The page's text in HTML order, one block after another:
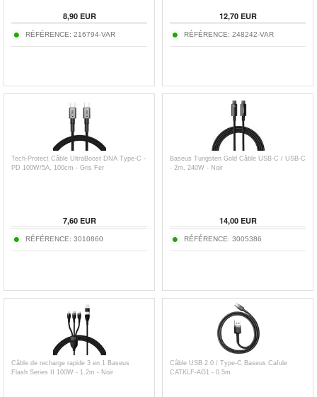
8,90EUR
RÉFÉRENCE: 216794-VAR
12,70EUR
RÉFÉRENCE: 248242-VAR
Tech-Protect Câble UltraBoost DNA Type-C -
PD 100W/5A, 100cm - Gris Fer
7,60EUR
RÉFÉRENCE: 3010860
Baseus Tungsten Gold Câble USB-C / USB-C
- 2m, 240W - Noir
14,00EUR
RÉFÉRENCE: 3005386
Câble de recharge rapide 3 en 1 Baseus
Flash Series II 100W - 1.2m - Noir
Câble USB 2.0 / Type-C Baseus Cafule
CATKLF-AG1 - 0.5m